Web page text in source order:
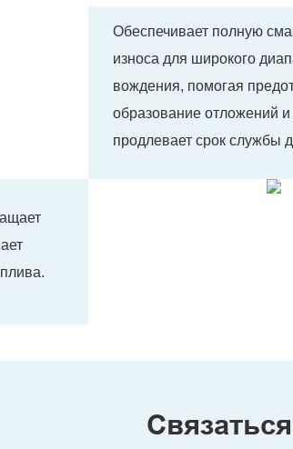
Обеспечивает полную
износа для широкого
вождения, помогая
образование отложений
продлевает срок службы